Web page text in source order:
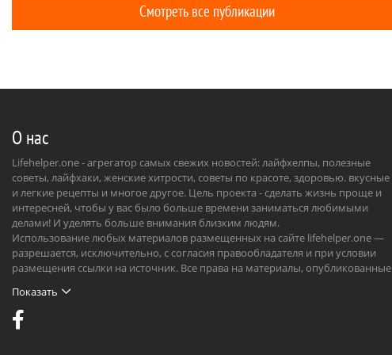
не отмечаю». Пусть Святой Валентин и не
из нашей культуры, но коль уж мир
Смотреть все публикации
О нас
Lifehelper.one - агрегатор самых свежих новостей: лайфхелпы, полезные
советы, лайфхаки, женские хитрости, советы по красоте, здоровью. вкусные
и легкие рецепты и многое другое. Цель проекта - сделать жизнь проще и
интересней, чтобы у вас было больше времени заниматься любимыми
делами! И уделять больше внимания близким людям.
Использование любых материалов размещенных на сайте lifehelper.one —
разрешается, исключительно, с согласия правообладателя и при условии
размещения ссылки на источник. Все права на материалы, опубликованные
Показать